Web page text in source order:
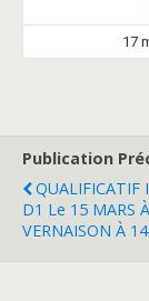
17
Publication
QUALIFICATIF
D1 Le 15 MARS À
VERNAISON À